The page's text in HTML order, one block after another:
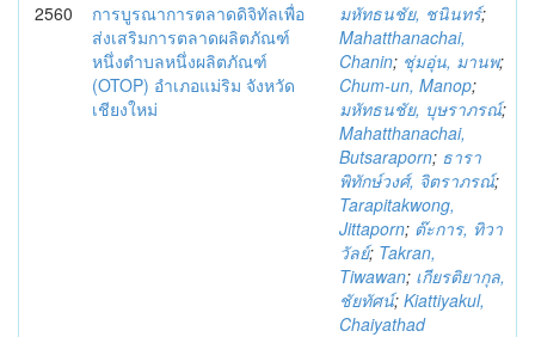
2560
การบูรณาการตลาดดิจิทัลเพื่อ
ส่งเสริมการตลาดผลิตภัณฑ์
หนึ่งตำบลหนึ่งผลิตภัณฑ์
(OTOP) อำเภอแม่ริม จังหวัด
เชียงใหม่
มหัทธนชัย, ชนินทร์;
Mahatthanachai,
Chanin; ชุ่มอุ่น, มานพ;
Chum-un, Manop;
มหัทธนชัย, บุษราภรณ์;
Mahatthanachai,
Butsaraporn; ธารา
พิทักษ์วงศ์, จิตราภรณ์;
Tarapitakwong,
Jittaporn; ต๊ะการ, ทิวา
วัลย์; Takran,
Tiwawan; เกียรติยากุล,
ชัยทัศน์; Kiattiyakul,
Chaiyathad